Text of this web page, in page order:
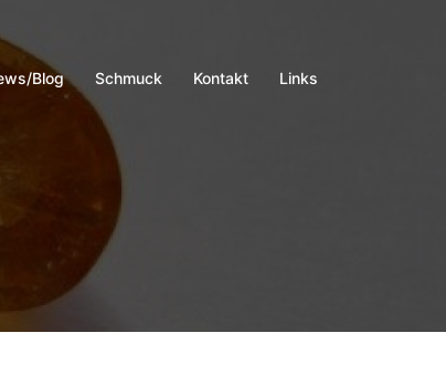
Blog Schmuck Kontakt Links